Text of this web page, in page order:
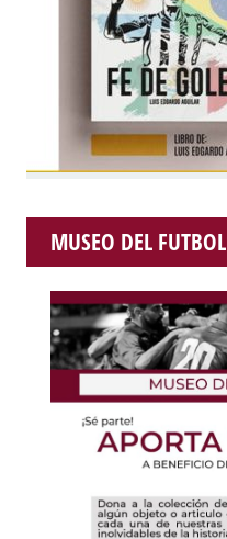
MUSEO DEL FUTBOL